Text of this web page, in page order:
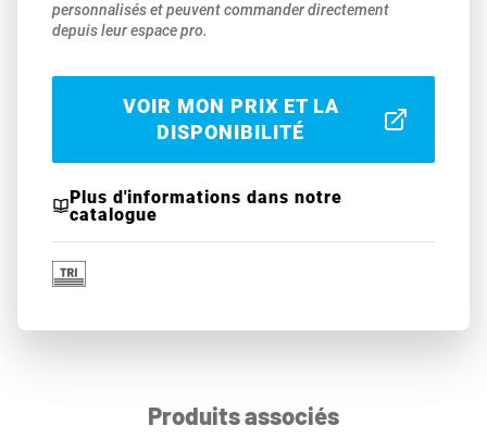
personnalisés et peuvent commander directement
depuis leur espace pro.
VOIR MON PRIX ET LA
DISPONIBILITÉ
Plus d'informations dans notre
catalogue
Produits associés